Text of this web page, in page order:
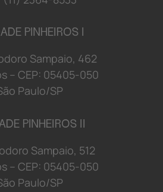
PINHEIROS I
doro Sampaio, 462
s – CEP: 05405-050
ão Paulo/SP
PINHEIROS II
odoro Sampaio, 512
s – CEP: 05405-050
ão Paulo/SP